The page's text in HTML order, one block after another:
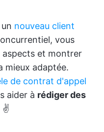
nouveau client
vous
aspects et montrer
mieux adaptée.
de contrat d'appel
aider à rédiger des
✌️